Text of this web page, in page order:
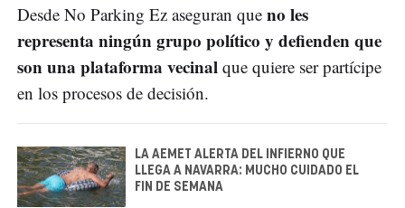
Desde No Parking Ez aseguran que no les
representa ningún grupo político y defienden que
son una plataforma vecinal que quiere ser partícipe
en los procesos de decisión.
LA AEMET ALERTA DEL INFIERNO QUE
LLEGA A NAVARRA: MUCHO CUIDADO EL
FIN DE SEMANA